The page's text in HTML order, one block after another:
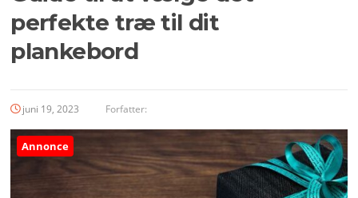
perfekte træ til dit
plankebord
juni 19, 2023 Forfatter:
Annonce